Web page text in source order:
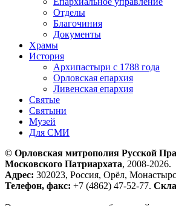
Отделы
Благочиния
Документы
Храмы
История
Архипастыри с 1788 года
Орловская епархия
Ливенская епархия
Святые
Святыни
Музей
Для СМИ
© Орловская митрополия Русской
Московского Патриархата, 2008-2026.
Адрес: 302023, Россия, Орёл,
Телефон, факс: +7 (4862) 47-52-77.